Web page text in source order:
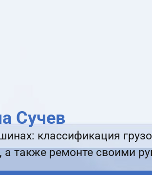
Сучев
классификация
а также ремонте своими